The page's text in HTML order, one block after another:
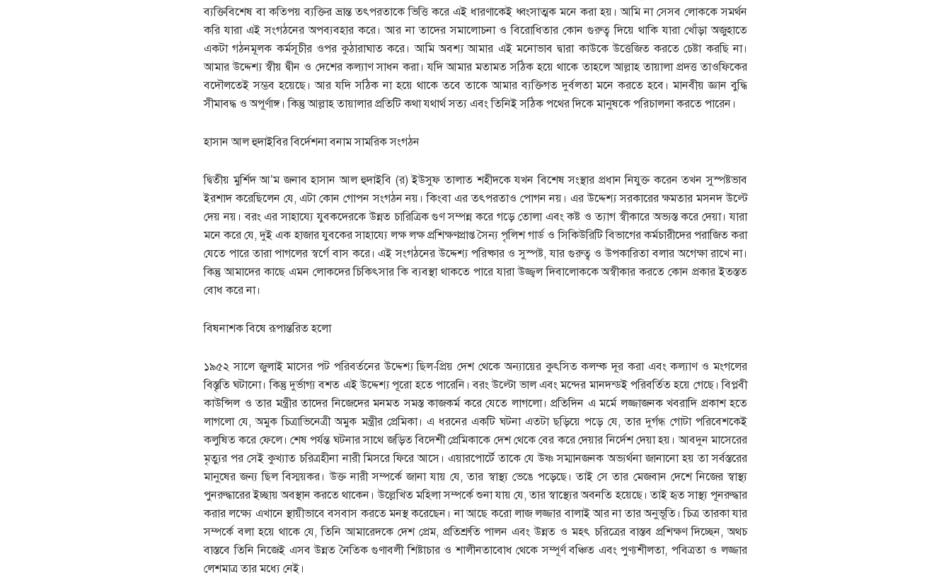
ব্যক্তিবিশেষ বা কতিপয় ব্যক্তির ভ্রান্ত তৎপরতাকে ভিত্তি করে এই ধারণাকেই ধ্বংসাত্মক মনে করা হয়। আমি না সেসব লোককে সমর্থন
করি যারা এই সংগঠনের অপব্যবহার করে। আর না তাদের সমালোচনা ও বিরোধিতার কোন গুরুত্ব দিয়ে থাকি যারা খোঁড়া অজুহাতে
একটা গঠনমূলক কর্মসূচীর ওপর কুঠারাঘাত করে। আমি অবশ্য আমার এই মনোভাব দ্বারা কাউকে উত্তেজিত করতে চেষ্টা করছি না।
আমার উদ্দেশ্য স্বীয় দ্বীন ও দেশের কল্যাণ সাধন করা। যদি আমার মতামত সঠিক হয়ে থাকে তাহলে আল্লাহ তায়ালা প্রদত্ত তাওফিকের
বদৌলতেই সম্ভব হয়েছে। আর যদি সঠিক না হয়ে থাকে তবে তাকে আমার ব্যক্তিগত দুর্বলতা মনে করতে হবে। মানবীয় জ্ঞান বুদ্ধি
সীমাবদ্ধ ও অপূর্ণাঙ্গ। কিন্তু আল্লাহ তায়ালার প্রতিটি কথা যথার্থ সত্য এবং তিনিই সঠিক পথের দিকে মানুষকে পরিচালনা করতে পারেন।
হাসান আল হুদাইবির বির্দেশনা বনাম সামরিক সংগঠন
দ্বিতীয় মুর্শিদ আ’ম জনাব হাসান আল হুদাইবি (র) ইউসুফ তালাত শহীদকে যখন বিশেষ সংস্থার প্রধান নিযুক্ত করেন তখন সুস্পষ্টভাব
ইরশাদ করেছিলেন যে, এটা কোন গোপন সংগঠন নয়। কিংবা এর তৎপরতাও পোগন নয়। এর উদ্দেশ্য সরকারের ক্ষমতার মসনদ উল্টে
দেয় নয়। বরং এর সাহায্যে যুবকদেরকে উন্নত চারিত্রিক গুণ সম্পন্ন করে গড়ে তোলা এবং কষ্ট ও ত্যাগ স্বীকারে অভ্যস্ত করে দেয়া। যারা
মনে করে যে, দুই এক হাজার যুবকের সাহায্যে লক্ষ লক্ষ প্রশিক্ষণপ্রাপ্ত সৈন্য পৃলিশ গার্ড ও সিকিউরিটি বিভাগের কর্মচারীদের পরাজিত করা
যেতে পারে তারা পাগলের স্বর্গে বাস করে। এই সংগঠনের উদ্দেশ্য পরিষ্কার ও সুস্পষ্ট, যার গুরুত্ব ও উপকারিতা বলার অগেক্ষা রাখে না।
কিন্তু আমাদের কাছে এমন লোকদের চিকিৎসার কি ব্যবস্থা থাকতে পারে যারা উজ্জ্বল দিবালোককে অস্বীকার করতে কোন প্রকার ইতস্তত
বোধ করে না।
বিষনাশক বিষে রূপান্তরিত হলো
১৯৫২ সালে জুলাই মাসের পট পরিবর্তনের উদ্দেশ্য ছিল-প্রিয় দেশ থেকে অন্যায়ের কুৎসিত কলম্ক দূর করা এবং কল্যাণ ও মংগলের
বিস্তৃতি ঘটানো। কিন্তু দুর্ভাগ্য বশত এই উদ্দেশ্য পূরো হতে পারেনি। বরং উল্টো ভাল এবং মন্দের মানদন্ডই পরিবর্তিত হয়ে গেছে। বিপ্লবী
কাউন্সিল ও তার মন্ত্রীর তাদের নিজেদের মনমত সমস্ত কাজকর্ম করে যেতে লাগলো। প্রতিদিন এ মর্মে লজ্জাজনক খবরাদি প্রকাশ হতে
লাগলো যে, অমুক চিত্রাভিনেত্রী অমুক মন্ত্রীর প্রেমিকা। এ ধরনের একটি ঘটনা এতটা ছড়িয়ে পড়ে যে, তার দুর্গন্ধ গোটা পরিবেশকেই
কলুষিত করে ফেলে। শেষ পর্যন্ত ঘটনার সাথে জড়িত বিদেশী প্রেমিকাকে দেশ থেকে বের করে দেয়ার নির্দেশ দেয়া হয়। আবদুন মাসেরের
মৃত্যুর পর সেই কুখ্যাত চরিত্রহীনা নারী মিসরে ফিরে আসে। এয়ারপোর্টে তাকে যে উষ্ণ সম্মানজনক অভ্যর্থনা জানানো হয় তা সর্বস্তরের
মানুষের জন্য ছিল বিস্ময়কর। উক্ত নারী সম্পর্কে জানা যায় যে, তার স্বাস্থ্য ভেঙে পড়েছে। তাই সে তার মেজবান দেশে নিজের স্বাস্থ্য
পুনরুদ্ধারের ইচ্ছায় অবস্থান করতে থাকেন। উল্লেখিত মহিলা সম্পর্কে শুনা যায় যে, তার স্বাস্থ্যের অবনতি হয়েছে। তাই হৃত সাস্থ্য পূনরুদ্ধার
করার লক্ষ্যে এখানে স্থায়ীভাবে বসবাস করতে মনস্থ করেছেন। না আছে করো লাজ লজ্জার বালাই আর না তার অনুভূতি। চিত্র তারকা যার
সম্পর্কে বলা হয়ে থাকে যে, তিনি আমারেদকে দেশ প্রেম, প্রতিশ্রুতি পালন এবং উন্নত ও মহৎ চরিত্রের বাস্তব প্রশিক্ষণ দিচ্ছেন, অথচ
বাস্তবে তিনি নিজেই এসব উন্নত নৈতিক গুণাবলী শিষ্টাচার ও শালীনতাবোধ থেকে সম্পূর্ণ বঞ্চিত এবং পুণ্যশীলতা, পবিত্রতা ও লজ্জার
লেশমাত্র তার মধ্যে নেই।